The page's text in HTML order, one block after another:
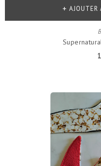
AJOUTER